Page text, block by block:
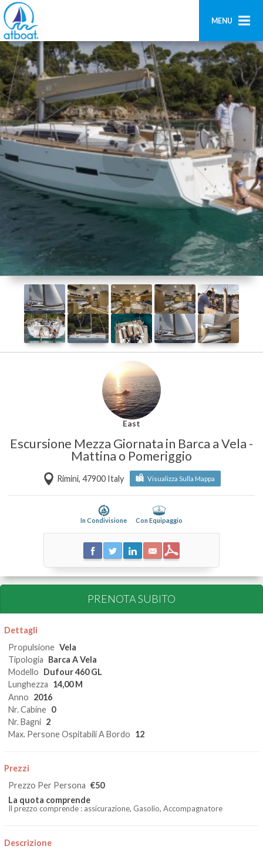
MENU
Home
Ricerca
Contatti
Aggiungi imbarcazione
Accedi
Registrati
East
Escursione Mezza Giornata in Barca a Vela -
Mattina o Pomeriggio
Rimini, 47900 Italy Visualizza Sulla Mappa
In Condivisione Con Equipaggio
PRENOTA SUBITO
Dettagli
Propulsione Vela
Tipologia Barca A Vela
Modello Dufour 460 GL
Lunghezza 14,00 M
Anno 2016
Nr. Cabine 0
Nr. Bagni 2
Max. Persone Ospitabili A Bordo 12
Prezzi
Prezzo Per Persona €50
La quota comprende
Il prezzo comprende : assicurazione, Gasolio, Accompagnatore
Descrizione